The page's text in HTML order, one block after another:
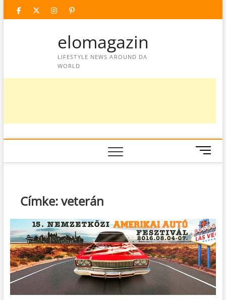
facebooktwitter
instagram
googleplus
pinterest
elomagazin
LIFESTYLE NEWS AROUND DA
WORLD
M
e
t
o
n
Címke:veterán